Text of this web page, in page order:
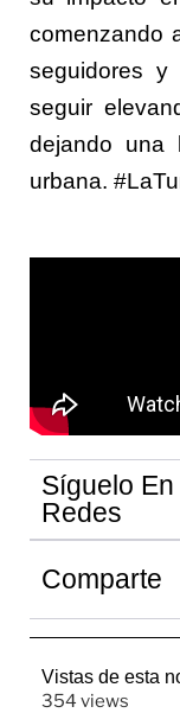
comenzando
seguidores
seguir
dejando una
urbana.
Síguelo En
Redes
Comparte
Vistas de esta
354 views